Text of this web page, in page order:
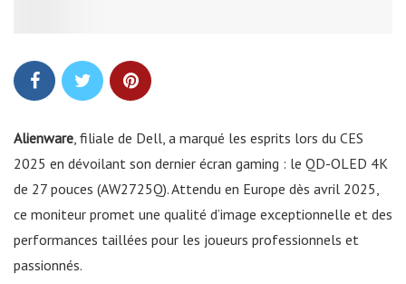
Alienware, filiale de Dell, a marqué les esprits lors du CES
2025 en dévoilant son dernier écran gaming : le QD-OLED 4K
de 27 pouces (AW2725Q). Attendu en Europe dès avril 2025,
ce moniteur promet une qualité d’image exceptionnelle et des
performances taillées pour les joueurs professionnels et
passionnés.